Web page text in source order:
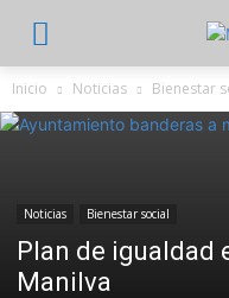
Inicio Noticias Bienestar
Noticias Bienestar social
Plan de igualdad
Manilva